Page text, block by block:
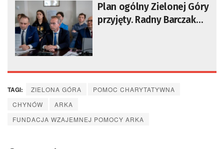
Plan ogólny Zielonej Góry
przyjęty. Radny Barczak
TAGI: ZIELONA GÓRA
POMOC CHARYTATYWNA
CHYNÓW
ARKA
FUNDACJA WZAJEMNEJ POMOCY ARKA